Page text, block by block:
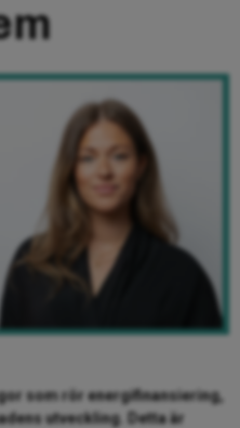
som rör energifinansiering,
utveckling. Detta är